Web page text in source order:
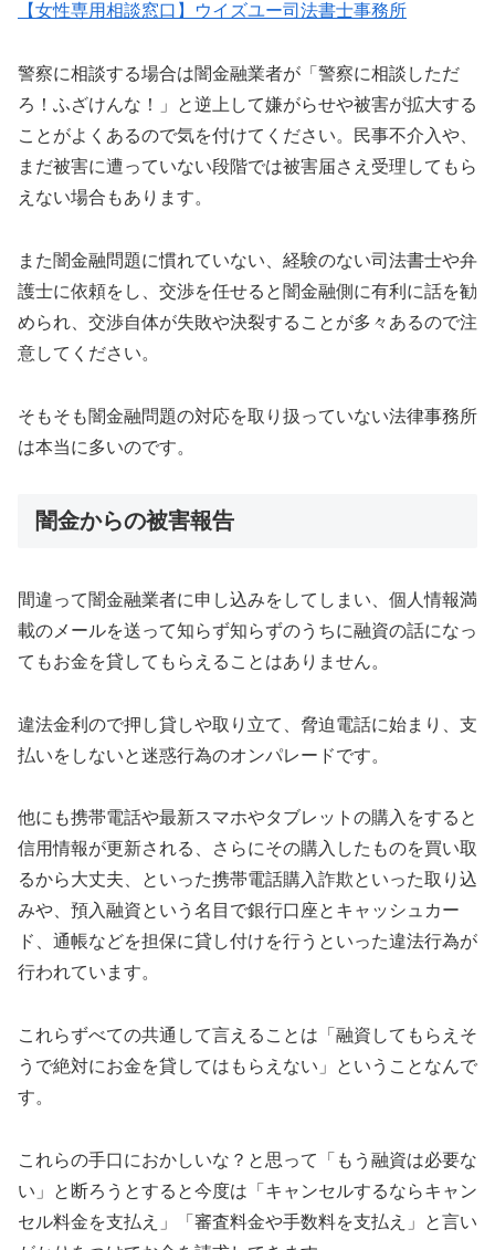
【女性専用相談窓口】ウイズユー司法書士事務所
警察に相談する場合は闇金融業者が「警察に相談しただ
ろ！ふざけんな！」と逆上して嫌がらせや被害が拡大する
ことがよくあるので気を付けてください。民事不介入や、
まだ被害に遭っていない段階では被害届さえ受理してもら
えない場合もあります。
また闇金融問題に慣れていない、経験のない司法書士や弁
護士に依頼をし、交渉を任せると闇金融側に有利に話を勧
められ、交渉自体が失敗や決裂することが多々あるので注
意してください。
そもそも闇金融問題の対応を取り扱っていない法律事務所
は本当に多いのです。
闇金からの被害報告
間違って闇金融業者に申し込みをしてしまい、個人情報満
載のメールを送って知らず知らずのうちに融資の話になっ
てもお金を貸してもらえることはありません。
違法金利ので押し貸しや取り立て、脅迫電話に始まり、支
払いをしないと迷惑行為のオンパレードです。
他にも携帯電話や最新スマホやタブレットの購入をすると
信用情報が更新される、さらにその購入したものを買い取
るから大丈夫、といった携帯電話購入詐欺といった取り込
みや、預入融資という名目で銀行口座とキャッシュカー
ド、通帳などを担保に貸し付けを行うといった違法行為が
行われています。
これらずべての共通して言えることは「融資してもらえそ
うで絶対にお金を貸してはもらえない」ということなんで
す。
これらの手口におかしいな？と思って「もう融資は必要な
い」と断ろうとすると今度は「キャンセルするならキャン
セル料金を支払え」「審査料金や手数料を支払え」と言い